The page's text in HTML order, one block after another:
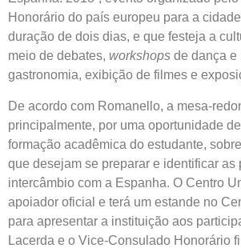
Honorário do país europeu para a
duração de dois dias, e que festeja a
meio de debates, workshops de dança e
gastronomia, exibição de filmes e
De acordo com Romanello, a mesa-
principalmente, por uma oportunidade
formação acadêmica do estudante,
que desejam se preparar e identificar as
intercâmbio com a Espanha. O Centro
apoiador oficial e terá um estande no
para apresentar a instituição aos
Lacerda e o Vice-Consulado Honorário